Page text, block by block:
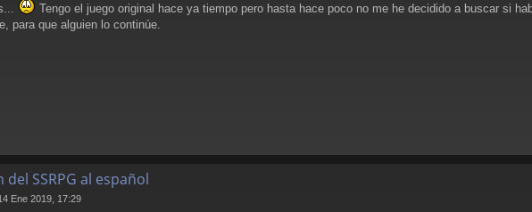
Tengo el juego original hace ya tiempo pero hasta hace poco no me he decidido a buscar si
para que alguien lo continúe.
del SSRPG al español
Ene 2019, 17:29